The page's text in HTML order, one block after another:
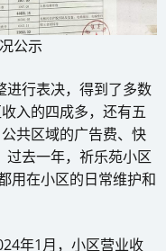
公示
进行表决，得到了多数
入的四成多，还有五
共区域的广告费、快
过去一年，祈乐苑小区
用在小区的日常维护和
年1月，小区营业收